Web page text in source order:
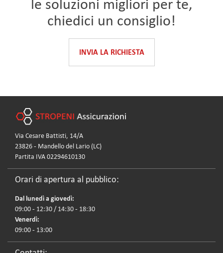
chiedici un consiglio!
INVIA LA RICHIESTA
Via Cesare Battisti, 14/A
23826 - Mandello del Lario (LC)
Partita IVA 02294610130
Orari di apertura al pubblico:
Dal lunedì a giovedì:
09:00 - 12:30 / 14:30 - 18:30
Venerdì:
09:00 - 13:00